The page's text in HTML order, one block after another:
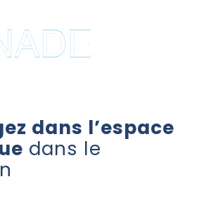
dans l’espace
dans le